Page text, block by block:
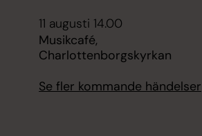
11 augusti 14.00
Musikcafé,
Charlottenborgskyrkan
Se fler kommande händelser